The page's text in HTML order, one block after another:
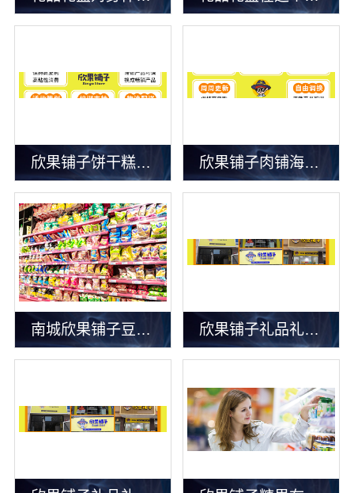
欣果铺子饼干糕点 大牌品质后顾无忧 欣果铺子肉铺海鲜 为顾客提供一系列解决方案
南城欣果铺子豆干香卤全国包邮货到付款 欣果铺子礼品礼盒 优质的服务态度